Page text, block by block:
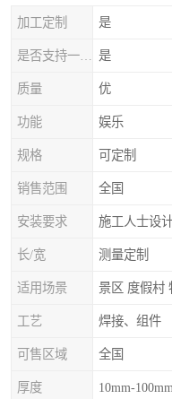
加工定制 是
是
质量 优
功能 娱乐
规格 可定制
销售范围 全国
安装要求 施工人士设
长/宽 测量定制
适用场景 景区 度假村
工艺 焊接、组件
可售区域 全国
厚度 10mm-100mm